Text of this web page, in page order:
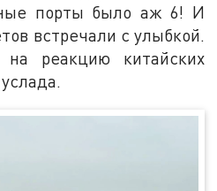
порты было аж 6! И
встречали с улыбкой.
на реакцию китайских